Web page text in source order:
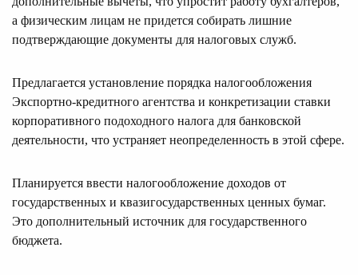
а физическим лицам не придется собирать лишние
подтверждающие документы для налоговых служб.
Предлагается установление порядка налогообложения
Экспортно-кредитного агентства и конкретизации ставки
корпоративного подоходного налога для банковской
деятельности, что устраняет неопределенность в этой сфере.
Планируется ввести налогообложение доходов от
государственных и квазигосударственных ценных бумаг.
Это дополнительный источник для государственного
бюджета.